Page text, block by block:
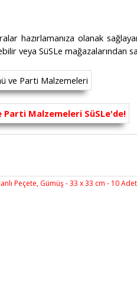
hazırlamanıza olanak
veya SüSLe mağazalarından
yetersiz gördüğünüz noktaları